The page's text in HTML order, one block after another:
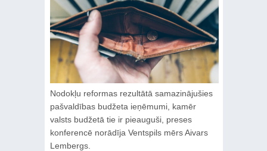
Nodokļu reformas rezultātā samazinājušies
pašvaldības budžeta ieņēmumi, kamēr
valsts budžetā tie ir pieauguši, preses
konferencē norādīja Ventspils mērs Aivars
Lembergs.